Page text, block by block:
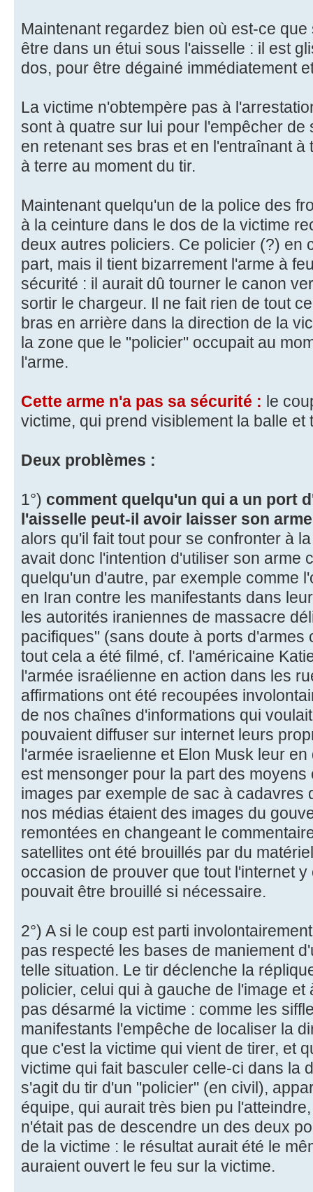
Maintenant regardez bien où est-ce
être dans un étui sous l'aisselle : il est
dos, pour être dégainé immédiatement
La victime n'obtempère pas à
sont à quatre sur lui pour l'empêcher de
en retenant ses bras et en l'entraînant à
à terre au moment du tir.
Maintenant quelqu'un de la police des
à la ceinture dans le dos de la victime
deux autres policiers. Ce policier (?) en
part, mais il tient bizarrement l'arme à
sécurité : il aurait dû tourner le canon
sortir le chargeur. Il ne fait rien de tout
bras en arrière dans la direction de la
la zone que le "policier" occupait au
l'arme.
Cette arme n'a pas sa sécurité : le
victime, qui prend visiblement la balle et
Deux problèmes :
1°) comment quelqu'un qui a un port
l'aisselle peut-il avoir laisser son
alors qu'il fait tout pour se confronter à
avait donc l'intention d'utiliser son arme
quelqu'un d'autre, par exemple comme
en Iran contre les manifestants dans
les autorités iraniennes de massacre
pacifiques" (sans doute à ports d'armes
tout cela a été filmé, cf. l'américaine
l'armée israélienne en action dans les
affirmations ont été recoupées
de nos chaînes d'informations qui
pouvaient diffuser sur internet leurs
l'armée israelienne et Elon Musk leur
est mensonger pour la part des
images par exemple de sac à cadavres
nos médias étaient des images du
remontées en changeant le
satellites ont été brouillés par du
occasion de prouver que tout l'internet
pouvait être brouillé si nécessaire.
2°) A si le coup est parti
pas respecté les bases de maniement
telle situation. Le tir déclenche la
policier, celui qui à gauche de l'image
pas désarmé la victime : comme les
manifestants l'empêche de localiser la
que c'est la victime qui vient de tirer, et
victime qui fait basculer celle-ci dans la
s'agit du tir d'un "policier" (en civil),
équipe, qui aurait très bien pu
n'était pas de descendre un des deux
de la victime : le résultat aurait été le
auraient ouvert le feu sur la victime.